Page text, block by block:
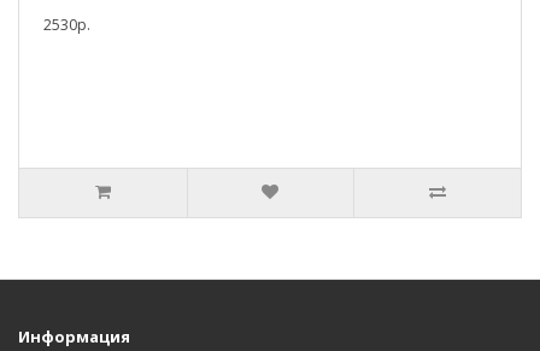
2530р.
Информация